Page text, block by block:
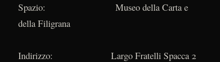
Spazio: Museo della Carta e
della Filigrana
Indirizzo: Largo Fratelli Spacca 2